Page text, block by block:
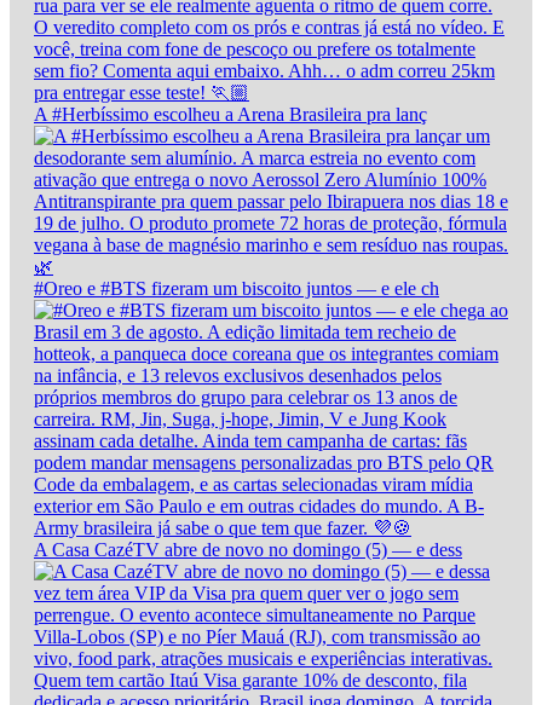
A #Herbíssimo escolheu a Arena Brasileira pra lanç
#Oreo e #BTS fizeram um biscoito juntos — e ele ch
A Casa CazéTV abre de novo no domingo (5) — e dess